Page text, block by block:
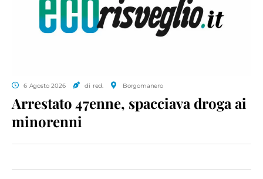
6 Agosto 2026 di red. Borgomanero
Arrestato 47enne, spacciava droga ai
minorenni